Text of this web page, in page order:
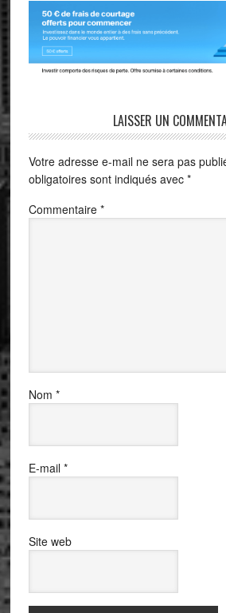
LAISSER UN
Votre adresse e-mail ne sera pas
obligatoires sont indiqués avec *
Commentaire *
Nom *
E-mail *
Site web